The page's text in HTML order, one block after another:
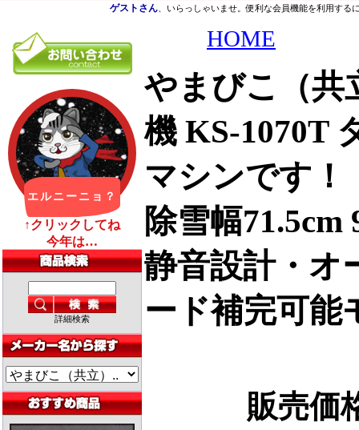
ゲストさん 、いらっしゃいませ。便利な会員機能を利用する
詳細検索
HOME
やまびこ（
機 KS-1070T
マシンです！
除雪幅
静音設計・
ード補完可能
販売